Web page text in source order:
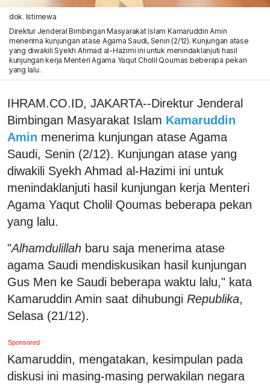
dok. Istimewa
Direktur Jenderal Bimbingan Masyarakat Islam Kamaruddin Amin
menerima kunjungan atase Agama Saudi, Senin (2/12). Kunjungan atase
yang diwakili Syekh Ahmad al-Hazimi ini untuk menindaklanjuti hasil
kunjungan kerja Menteri Agama Yaqut Cholil Qoumas beberapa pekan
yang lalu.
IHRAM.CO.ID, JAKARTA--Direktur Jenderal
Bimbingan Masyarakat Islam Kamaruddin
Amin menerima kunjungan atase Agama
Saudi, Senin (2/12). Kunjungan atase yang
diwakili Syekh Ahmad al-Hazimi ini untuk
menindaklanjuti hasil kunjungan kerja Menteri
Agama Yaqut Cholil Qoumas beberapa pekan
yang lalu.
"Alhamdulillah baru saja menerima atase
agama Saudi mendiskusikan hasil kunjungan
Gus Men ke Saudi beberapa waktu lalu," kata
Kamaruddin Amin saat dihubungi Republika,
Selasa (21/12).
Sponsored
Kamaruddin, mengatakan, kesimpulan pada
diskusi ini masing-masing perwakilan negara